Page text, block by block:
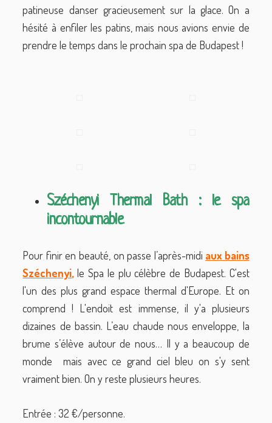
patineuse danser gracieusement sur la glace. On a
hésité à enfiler les patins, mais nous avions envie de
prendre le temps dans le prochain spa de Budapest !
Széchenyi Thermal Bath : le spa
incontournable
Pour finir en beauté, on passe l’après-midi aux bains
Széchenyi,le Spa le plu célèbre de Budapest. C'est
l'un des plus grand espace thermal d'Europe. Et on
comprend ! L'endoit est immense, il y'a plusieurs
dizaines de bassin. L’eau chaude nous enveloppe, la
brume s’élève autour de nous… Il y a beaucoup de
monde mais avec ce grand ciel bleu on s'y sent
vraiment bien. On y reste plusieurs heures.
Entrée : 32 €/personne.